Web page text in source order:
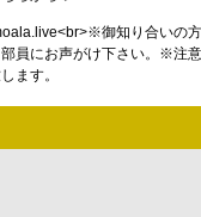
御知り合いの
員にお声がけ下さい。※注
ます。